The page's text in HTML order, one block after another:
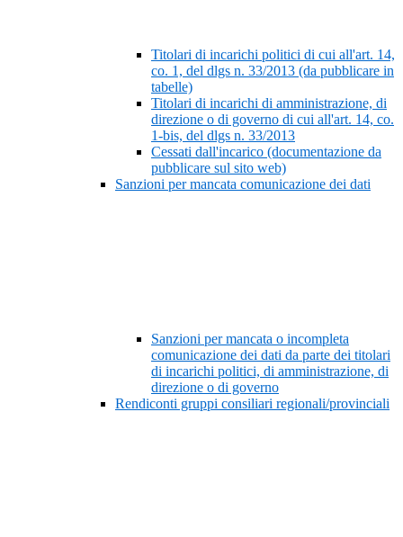
Titolari di incarichi politici di cui all'art. 14,
co. 1, del dlgs n. 33/2013 (da pubblicare in
tabelle)
Titolari di incarichi di amministrazione, di
direzione o di governo di cui all'art. 14, co.
1-bis, del dlgs n. 33/2013
Cessati dall'incarico (documentazione da
pubblicare sul sito web)
Sanzioni per mancata comunicazione dei dati
Sanzioni per mancata o incompleta
comunicazione dei dati da parte dei titolari
di incarichi politici, di amministrazione, di
direzione o di governo
Rendiconti gruppi consiliari regionali/provinciali